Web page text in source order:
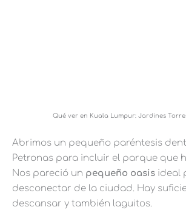
Qué ver en Kuala Lumpur: Jardines
Abrimos un pequeño paréntesis
Petronas para incluir el parque que
Nos pareció un pequeño oasis ideal
desconectar de la ciudad. Hay
descansar y también laguitos.